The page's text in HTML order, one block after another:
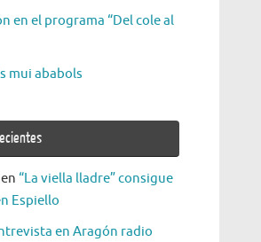
en el programa “Del cole al
mui ababols
en “La viella lladre” consigue
Espiello
en Aragón radio